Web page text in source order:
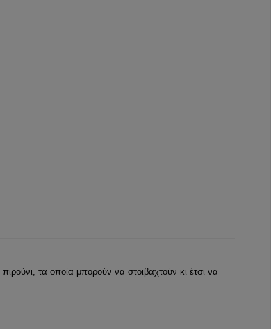
τα οποία μπορούν να στοιβαχτούν κι έτσι να